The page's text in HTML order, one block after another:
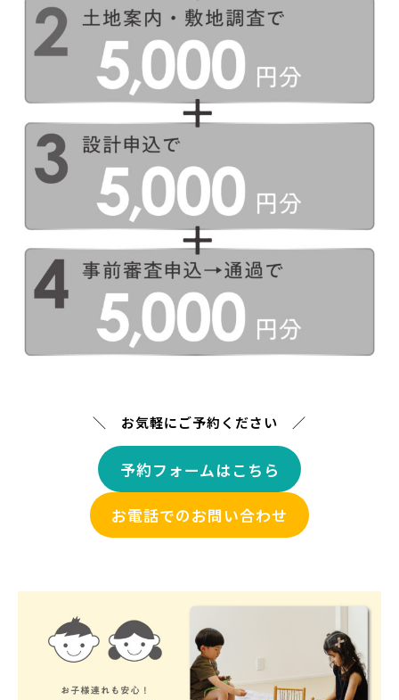
＼ お気軽にご予約ください ／
予約フォームはこちら
お電話でのお問い合わせ